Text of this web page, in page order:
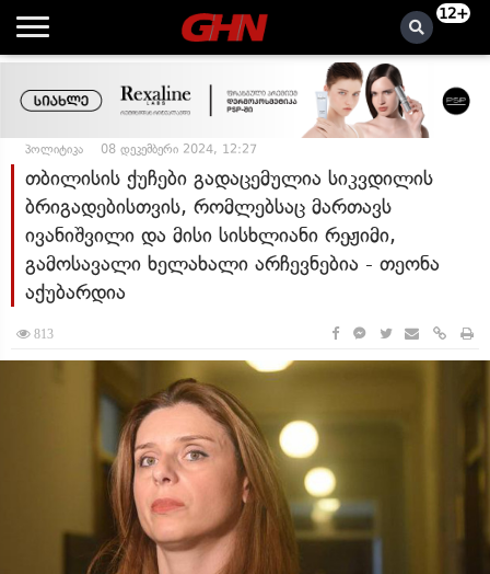
12+
პოლიტიკა 08 დეკემბერი 2024, 12:27
თბილისის ქუჩები გადაცემულია სიკვდილის
ბრიგადებისთვის, რომლებსაც მართავს
ივანიშვილი და მისი სისხლიანი რეჟიმი,
გამოსავალი ხელახალი არჩევნებია - თეონა
აქუბარდია
813